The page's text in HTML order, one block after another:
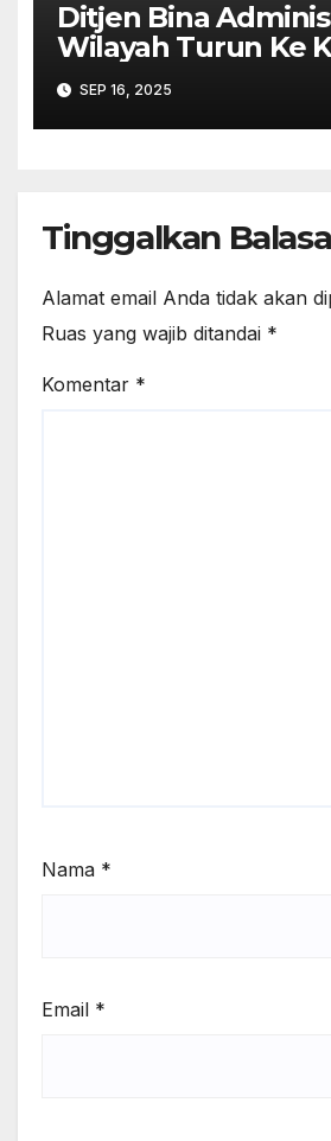
Ditjen Bina
Wilayah Turun Ke
Pekalongan Perkuat
Stabilitas
SEP 16, 2025
Tinggalkan
Alamat email Anda tidak akan
Ruas yang wajib ditandai *
Komentar *
Nama *
Email *